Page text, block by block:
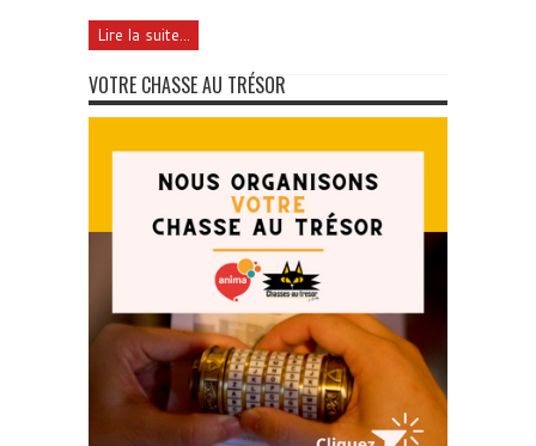
Lire la suite...
VOTRE CHASSE AU TRÉSOR